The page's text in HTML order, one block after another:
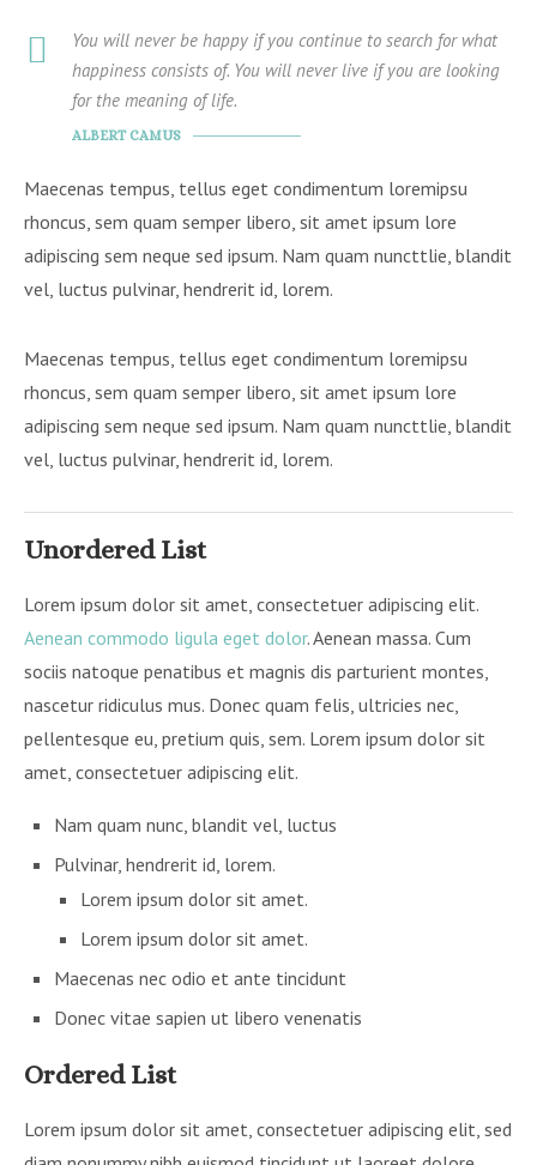
You will never be happy if you continue to search for what
happiness consists of. You will never live if you are looking
for the meaning of life.
ALBERT CAMUS
Maecenas tempus, tellus eget condimentum loremipsu
rhoncus, sem quam semper libero, sit amet ipsum lore
adipiscing sem neque sed ipsum. Nam quam nuncttlie, blandit
vel, luctus pulvinar, hendrerit id, lorem.
Maecenas tempus, tellus eget condimentum loremipsu
rhoncus, sem quam semper libero, sit amet ipsum lore
adipiscing sem neque sed ipsum. Nam quam nuncttlie, blandit
vel, luctus pulvinar, hendrerit id, lorem.
Unordered List
Lorem ipsum dolor sit amet, consectetuer adipiscing elit.
Aenean commodo ligula eget dolor. Aenean massa. Cum
sociis natoque penatibus et magnis dis parturient montes,
nascetur ridiculus mus. Donec quam felis, ultricies nec,
pellentesque eu, pretium quis, sem. Lorem ipsum dolor sit
amet, consectetuer adipiscing elit.
Nam quam nunc, blandit vel, luctus
Pulvinar, hendrerit id, lorem.
Lorem ipsum dolor sit amet.
Lorem ipsum dolor sit amet.
Maecenas nec odio et ante tincidunt
Donec vitae sapien ut libero venenatis
Ordered List
Lorem ipsum dolor sit amet, consectetuer adipiscing elit, sed